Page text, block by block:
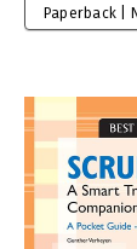
Paperback |